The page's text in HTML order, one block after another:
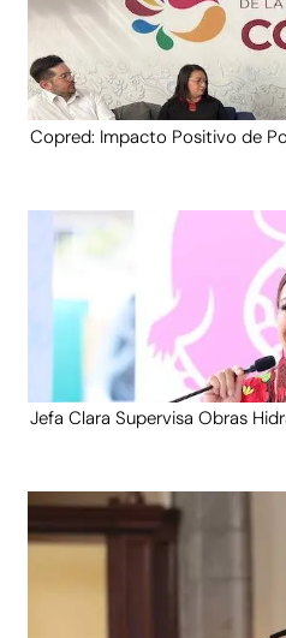
Copred: Impacto Positivo de
Jefa Clara Supervisa Obras